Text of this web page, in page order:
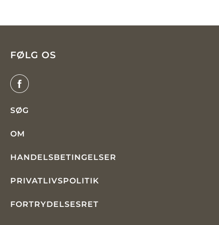
FØLG OS
SØG
OM
HANDELSBETINGELSER
PRIVATLIVSPOLITIK
FORTRYDELSESRET